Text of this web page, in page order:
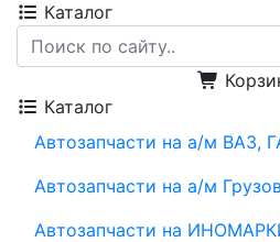
Каталог
Каталог
Автозапчасти на а/м ВАЗ,
Автозапчасти на а/м
Автозапчасти на